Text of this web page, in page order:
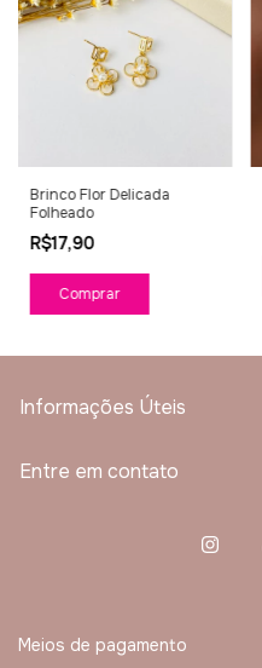
Brinco Flor Delicada
Folheado
R$17,90
Informações Úteis
Entre em contato
Meios de pagamento